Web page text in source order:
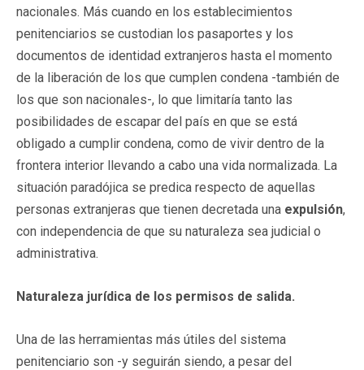
nacionales. Más cuando en los establecimientos
penitenciarios se custodian los pasaportes y los
documentos de identidad extranjeros hasta el momento
de la liberación de los que cumplen condena -también de
los que son nacionales-, lo que limitaría tanto las
posibilidades de escapar del país en que se está
obligado a cumplir condena, como de vivir dentro de la
frontera interior llevando a cabo una vida normalizada. La
situación paradójica se predica respecto de aquellas
personas extranjeras que tienen decretada una expulsión,
con independencia de que su naturaleza sea judicial o
administrativa.
Naturaleza jurídica de los permisos de salida.
Una de las herramientas más útiles del sistema
penitenciario son -y seguirán siendo, a pesar del